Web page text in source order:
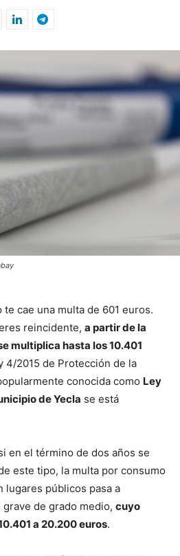
cae una multa de 601 euros.
reincidente, a partir de la
multiplica hasta los 10.401
4/2015 de Protección de la
conocida como Ley
de Yecla se está
en el término de dos años se
este tipo, la multa por consumo
lugares públicos pasa a
de grado medio, cuyo
a 20.200 euros.